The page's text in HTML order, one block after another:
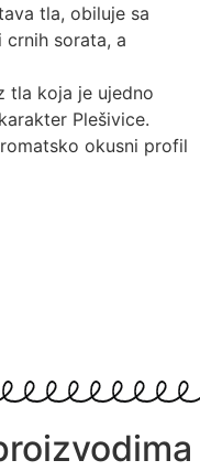
tla, obiluje sa
sorata, a
tla koja je ujedno
Plešivice.
okusni profil